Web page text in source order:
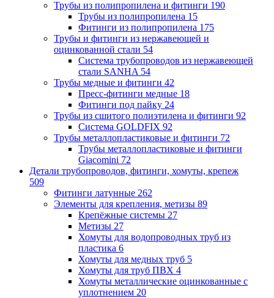
Трубы из полипропилена и фитинги 190
Трубы из полипропилена 15
Фитинги из полипропилена 175
Трубы и фитинги из нержавеющей и
оцинкованной стали 54
Система трубопроводов из нержавеющей
стали SANHA 54
Трубы медные и фитинги 42
Пресс-фитинги медные 18
Фитинги под пайку 24
Трубы из сшитого полиэтилена и фитинги 92
Система GOLDFIX 92
Трубы металлопластиковые и фитинги 72
Трубы металлопластиковые и фитинги
Giacomini 72
Детали трубопроводов, фитинги, хомуты, крепеж
509
Фитинги латунные 262
Элементы для крепления, метизы 89
Крепёжные системы 27
Метизы 27
Хомуты для водопроводных труб из
пластика 6
Хомуты для медных труб 5
Хомуты для труб ПВХ 4
Хомуты металлические оцинкованные с
уплотнением 20